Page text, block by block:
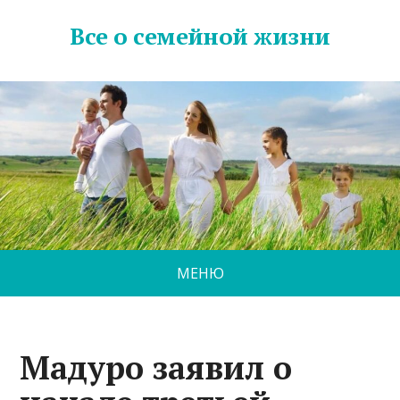
Все о семейной жизни
МЕНЮ
Мадуро заявил о